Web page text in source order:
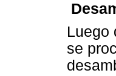
Luego
se